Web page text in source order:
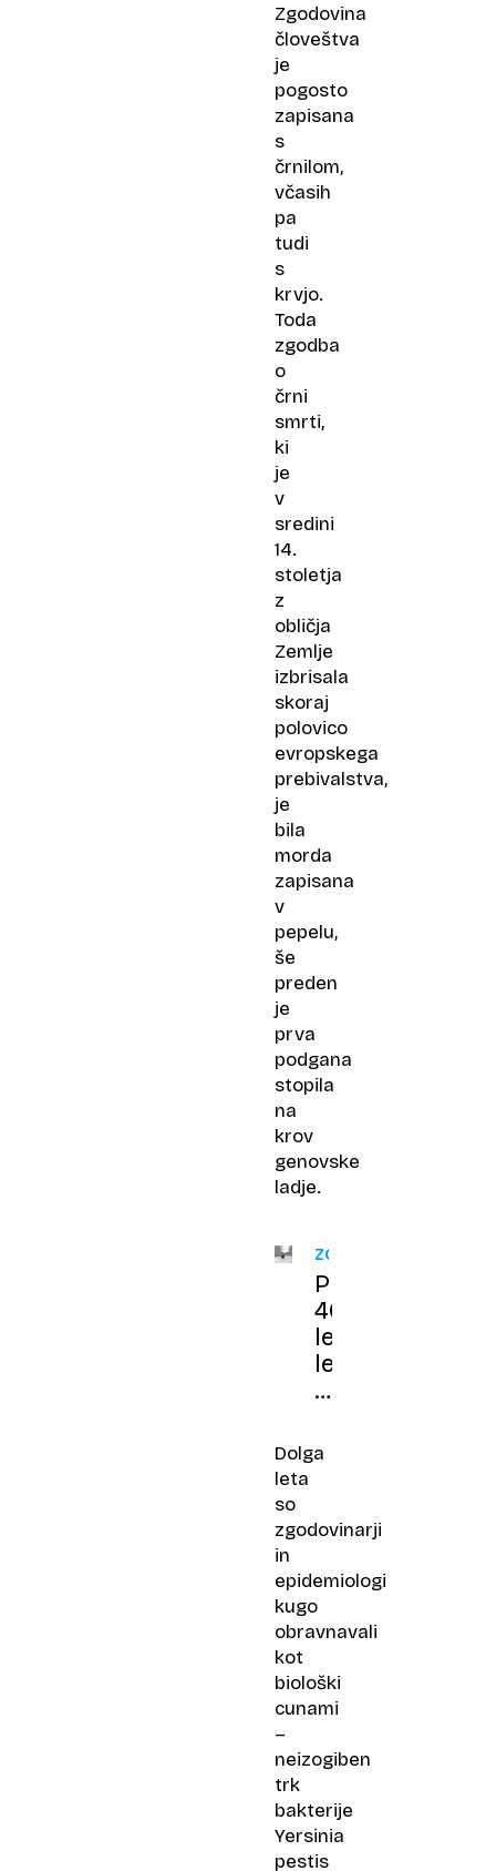
Zgodovina
človeštva
je
pogosto
zapisana
s
črnilom,
včasih
pa
tudi
s
krvjo.
Toda
zgodba
o
črni
smrti,
ki
je
v
sredini
14.
stoletja
z
obličja
Zemlje
izbrisala
skoraj
polovico
evropskega
prebivalstva,
je
bila
morda
zapisana
v
pepelu,
še
preden
je
prva
podgana
stopila
na
krov
genovske
ladje.
ZGODOVINA
Pred
400
leti:
ledena
doba,
je
in
sodobni
svet
Dolga
leta
so
zgodovinarji
in
epidemiologi
kugo
obravnavali
kot
biološki
cunami
–
neizogiben
trk
bakterije
Yersinia
pestis